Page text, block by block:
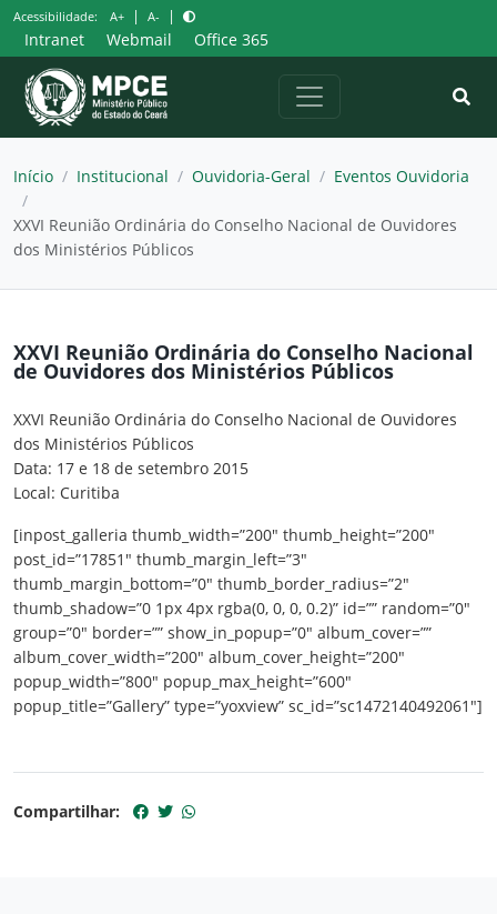
Pular
para
o
conteúdo
Acessibilidade: A+ | A- |
Intranet Webmail Office 365
Início / Institucional / Ouvidoria-Geral / Eventos Ouvidoria
/
XXVI Reunião Ordinária do Conselho Nacional de Ouvidores
dos Ministérios Públicos
XXVI Reunião Ordinária do Conselho Nacional
de Ouvidores dos Ministérios Públicos
XXVI Reunião Ordinária do Conselho Nacional de Ouvidores
dos Ministérios Públicos
Data: 17 e 18 de setembro 2015
Local: Curitiba
[inpost_galleria thumb_width=”200″ thumb_height=”200″
post_id=”17851″ thumb_margin_left=”3″
thumb_margin_bottom=”0″ thumb_border_radius=”2″
thumb_shadow=”0 1px 4px rgba(0, 0, 0, 0.2)” id=”” random=”0″
group=”0″ border=”” show_in_popup=”0″ album_cover=””
album_cover_width=”200″ album_cover_height=”200″
popup_width=”800″ popup_max_height=”600″
popup_title=”Gallery” type=”yoxview” sc_id=”sc1472140492061″]
Compartilhar: